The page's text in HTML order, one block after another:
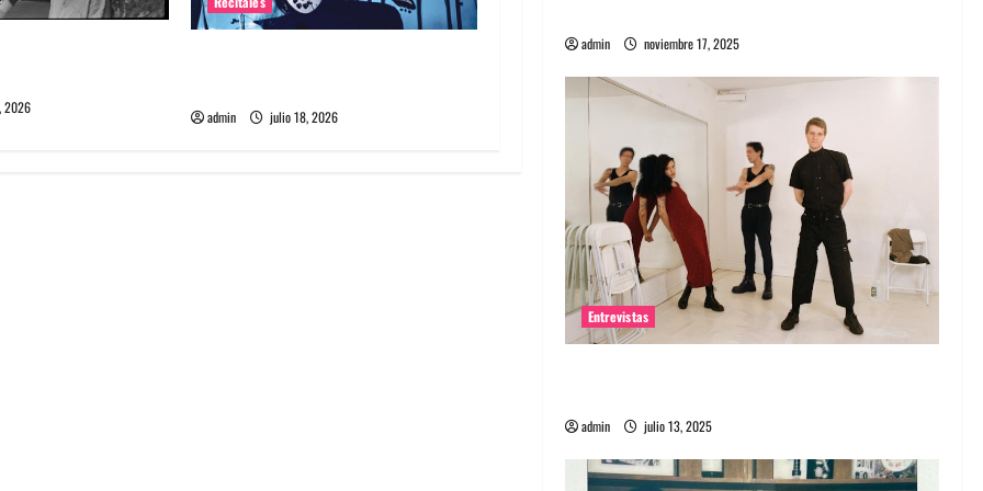
2026 admin julio 18, 2026
admin noviembre 17, 2025
Entrevistas
admin julio 13, 2025